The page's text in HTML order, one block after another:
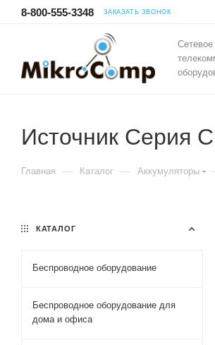
8-800-555-3348 ЗАКАЗАТЬ ЗВОНОК
Сетевое
Источник Серия
Главная — Каталог — Аккумуляторы
КАТАЛОГ
Беспроводное оборудование
Беспроводное оборудование для
дома и офиса